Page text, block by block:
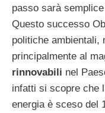
passo sarà
Questo successo
politiche ambientali,
principalmente al
rinnovabili nel
infatti si scopre che
energia è sceso del